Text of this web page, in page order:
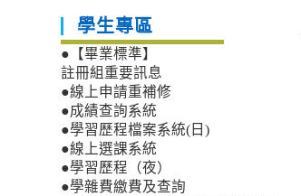
學生專區
●【畢業標準】
註冊組重要訊息
●線上申請重補修
●成績查詢系統
●學習歷程檔案系統(日)
●線上選課系統
●學習歷程（夜）
●學雜費繳費及查詢